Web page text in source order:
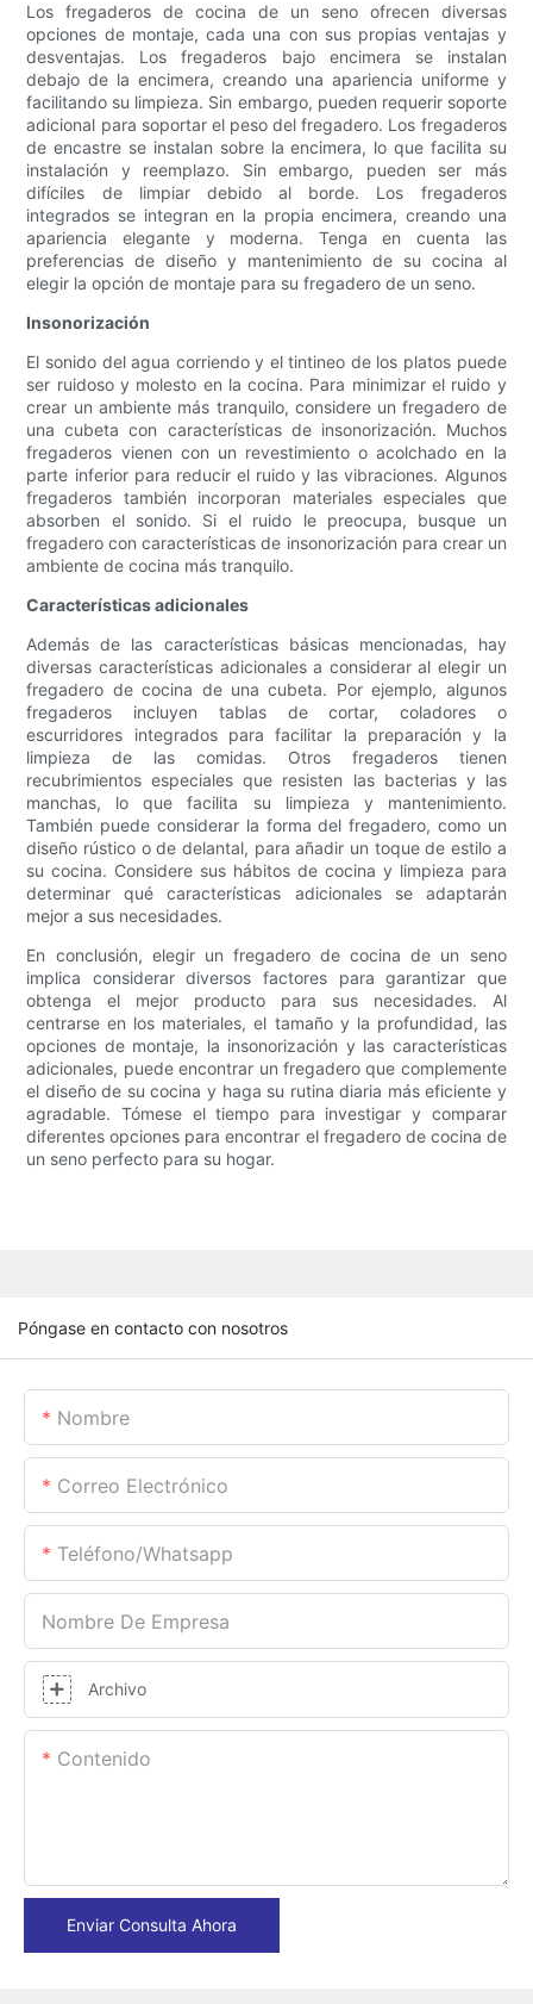
Los fregaderos de cocina de un seno ofrecen diversas
opciones de montaje, cada una con sus propias ventajas y
desventajas. Los fregaderos bajo encimera se instalan
debajo de la encimera, creando una apariencia uniforme y
facilitando su limpieza. Sin embargo, pueden requerir soporte
adicional para soportar el peso del fregadero. Los fregaderos
de encastre se instalan sobre la encimera, lo que facilita su
instalación y reemplazo. Sin embargo, pueden ser más
difíciles de limpiar debido al borde. Los fregaderos
integrados se integran en la propia encimera, creando una
apariencia elegante y moderna. Tenga en cuenta las
preferencias de diseño y mantenimiento de su cocina al
elegir la opción de montaje para su fregadero de un seno.
Insonorización
El sonido del agua corriendo y el tintineo de los platos puede
ser ruidoso y molesto en la cocina. Para minimizar el ruido y
crear un ambiente más tranquilo, considere un fregadero de
una cubeta con características de insonorización. Muchos
fregaderos vienen con un revestimiento o acolchado en la
parte inferior para reducir el ruido y las vibraciones. Algunos
fregaderos también incorporan materiales especiales que
absorben el sonido. Si el ruido le preocupa, busque un
fregadero con características de insonorización para crear un
ambiente de cocina más tranquilo.
Características adicionales
Además de las características básicas mencionadas, hay
diversas características adicionales a considerar al elegir un
fregadero de cocina de una cubeta. Por ejemplo, algunos
fregaderos incluyen tablas de cortar, coladores o
escurridores integrados para facilitar la preparación y la
limpieza de las comidas. Otros fregaderos tienen
recubrimientos especiales que resisten las bacterias y las
manchas, lo que facilita su limpieza y mantenimiento.
También puede considerar la forma del fregadero, como un
diseño rústico o de delantal, para añadir un toque de estilo a
su cocina. Considere sus hábitos de cocina y limpieza para
determinar qué características adicionales se adaptarán
mejor a sus necesidades.
En conclusión, elegir un fregadero de cocina de un seno
implica considerar diversos factores para garantizar que
obtenga el mejor producto para sus necesidades. Al
centrarse en los materiales, el tamaño y la profundidad, las
opciones de montaje, la insonorización y las características
adicionales, puede encontrar un fregadero que complemente
el diseño de su cocina y haga su rutina diaria más eficiente y
agradable. Tómese el tiempo para investigar y comparar
diferentes opciones para encontrar el fregadero de cocina de
un seno perfecto para su hogar.
Póngase en contacto con nosotros
Nombre
Correo Electrónico
Teléfono/whatsapp
Nombre De Empresa
Archivo
Contenido
Enviar Consulta Ahora